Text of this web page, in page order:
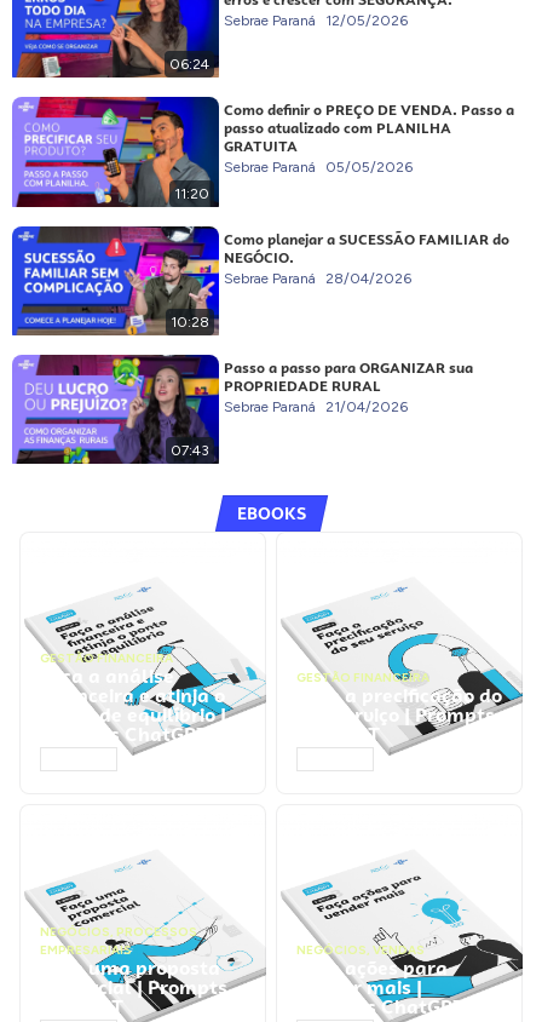
06:24
Sebrae Paraná 12/05/2026
11:20
Como definir o PREÇO DE VENDA. Passo a
passo atualizado com PLANILHA
GRATUITA
Sebrae Paraná 05/05/2026
10:28
Como planejar a SUCESSÃO FAMILIAR do
NEGÓCIO.
Sebrae Paraná 28/04/2026
07:43
Passo a passo para ORGANIZAR sua
PROPRIEDADE RURAL
Sebrae Paraná 21/04/2026
EBOOKS
GESTÃO FINANCEIRA
Faça a análise
financeira e atinja o
ponto de equilíbrio |
Prompts ChatGPT
GESTÃO FINANCEIRA
Faça a precificação do
seu serviço | Prompts
ChatGPT
NEGÓCIOS, PROCESSOS
EMPRESARIAIS
Faça uma proposta
comercial | Prompts
ChatGPT
NEGÓCIOS, VENDAS
Faça ações para
vender mais |
Prompts ChatGPT